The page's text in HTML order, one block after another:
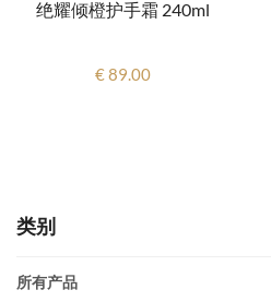
类别
所有产品
绝耀倾橙护手霜 240ml
€ 89.00